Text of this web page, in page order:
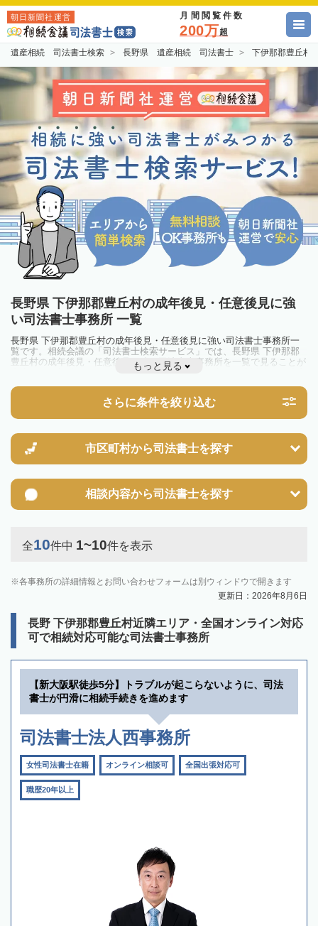
朝日新聞社運営 月間閲覧件数
200万超
遺産相続 司法書士検索 長野県 遺産相続 司法書士 下伊那郡豊丘
長野県 下伊那郡豊丘村の成年後見・任意後見に強
い司法書士事務所 一覧
長野県 下伊那郡豊丘村の成年後見・任意後見に強い司法書士事務所一
覧です。相続会議の「司法書士検索サービス」では、長野県 下伊那郡
豊丘村の成年後見・任意後見に強い司法書士事務所を一覧で見ることが
出来ます。相続のトラブルやお悩みを抱えている方は一度近隣の司法書
もっと見る
さらに条件を絞り込む
市区町村から司法書士を探す
相談内容から司法書士を探す
全10件中 1~10件を表示
各事務所の詳細情報とお問い合わせフォームは別ウィンドウで開きます
更新日：2026年8月6日
長野 下伊那郡豊丘村近隣エリア・全国オンライン対応
可で相続対応可能な司法書士事務所
【新大阪駅徒歩5分】トラブルが起こらないように、司法
書士が円滑に相続手続きを進めます
司法書士法人西事務所
女性司法書士在籍 オンライン相談可 全国出張対応可
職歴20年以上